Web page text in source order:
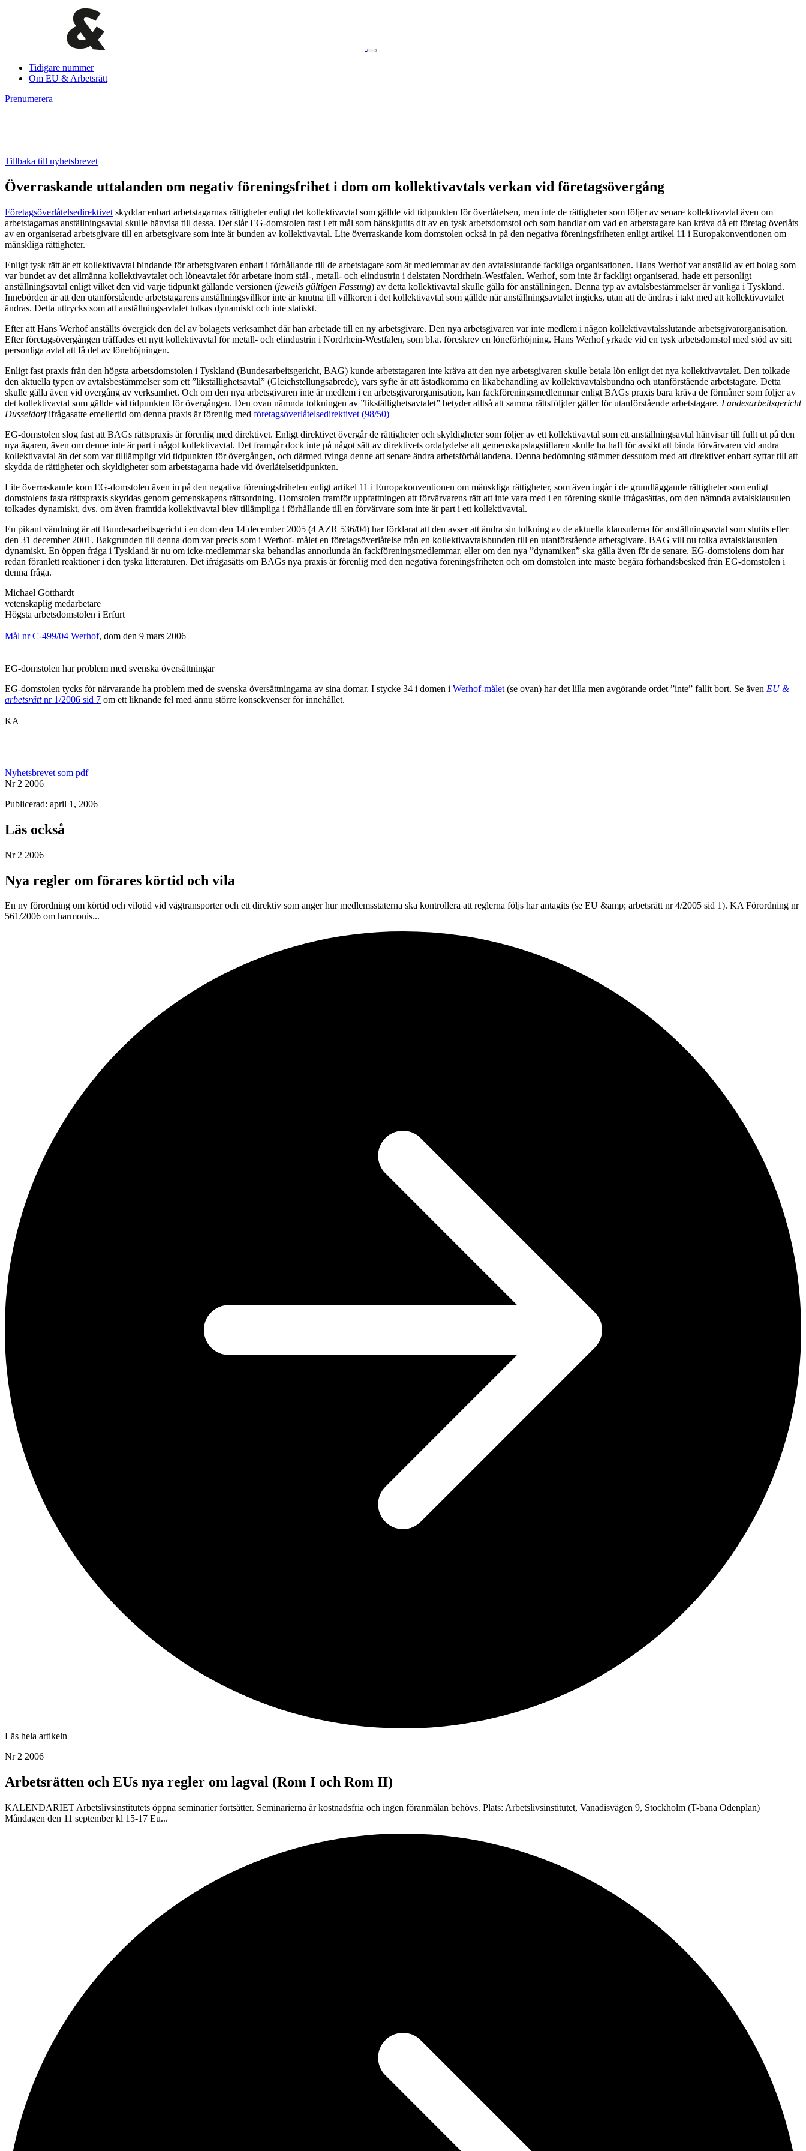
Tidigare nummer
Om EU & Arbetsrätt
Prenumerera
Tillbaka till nyhetsbrevet
Överraskande uttalanden om negativ föreningsfrihet i dom om kollektivavtals verkan vid företagsövergång
Företagsöverlåtelsedirektivet skyddar enbart arbetstagarnas rättigheter enligt det kollektivavtal som gällde vid tidpunkten för överlåtelsen, men inte de rättigheter som följer av senare kollektivavtal även om
arbetstagarnas anställningsavtal skulle hänvisa till dessa. Det slår EG-domstolen fast i ett mål som hänskjutits dit av en tysk arbetsdomstol och som handlar om vad en arbetstagare kan kräva då ett företag överlåts
av en organiserad arbetsgivare till en arbetsgivare som inte är bunden av kollektivavtal. Lite överraskande kom domstolen också in på den negativa föreningsfriheten enligt artikel 11 i Europakonventionen om
mänskliga rättigheter.
Enligt tysk rätt är ett kollektivavtal bindande för arbetsgivaren enbart i förhållande till de arbetstagare som är medlemmar av den avtalsslutande fackliga organisationen. Hans Werhof var anställd av ett bolag som
var bundet av det allmänna kollektivavtalet och löneavtalet för arbetare inom stål-, metall- och elindustrin i delstaten Nordrhein-Westfalen. Werhof, som inte är fackligt organiserad, hade ett personligt
anställningsavtal enligt vilket den vid varje tidpunkt gällande versionen (jeweils gültigen Fassung) av detta kollektivavtal skulle gälla för anställningen. Denna typ av avtalsbestämmelser är vanliga i Tyskland.
Innebörden är att den utanförstående arbetstagarens anställningsvillkor inte är knutna till villkoren i det kollektivavtal som gällde när anställningsavtalet ingicks, utan att de ändras i takt med att kollektivavtalet
ändras. Detta uttrycks som att anställningsavtalet tolkas dynamiskt och inte statiskt.
Efter att Hans Werhof anställts övergick den del av bolagets verksamhet där han arbetade till en ny arbetsgivare. Den nya arbetsgivaren var inte medlem i någon kollektivavtalsslutande arbetsgivarorganisation.
Efter företagsövergången träffades ett nytt kollektivavtal för metall- och elindustrin i Nordrhein-Westfalen, som bl.a. föreskrev en löneförhöjning. Hans Werhof yrkade vid en tysk arbetsdomstol med stöd av sitt
personliga avtal att få del av lönehöjningen.
Enligt fast praxis från den högsta arbetsdomstolen i Tyskland (Bundesarbeitsgericht, BAG) kunde arbetstagaren inte kräva att den nye arbetsgivaren skulle betala lön enligt det nya kollektivavtalet. Den tolkade
den aktuella typen av avtalsbestämmelser som ett ”likställighetsavtal” (Gleichstellungsabrede), vars syfte är att åstadkomma en likabehandling av kollektivavtalsbundna och utanförstående arbetstagare. Detta
skulle gälla även vid övergång av verksamhet. Och om den nya arbetsgivaren inte är medlem i en arbetsgivarorganisation, kan fackföreningsmedlemmar enligt BAGs praxis bara kräva de förmåner som följer av
det kollektivavtal som gällde vid tidpunkten för övergången. Den ovan nämnda tolkningen av ”likställighetsavtalet” betyder alltså att samma rättsföljder gäller för utanförstående arbetstagare. Landesarbeitsgericht
Düsseldorfifrågasatte emellertid om denna praxis är förenlig med företagsöverlåtelsedirektivet (98/50)
EG-domstolen slog fast att BAGs rättspraxis är förenlig med direktivet. Enligt direktivet övergår de rättigheter och skyldigheter som följer av ett kollektivavtal som ett anställningsavtal hänvisar till fullt ut på den
nya ägaren, även om denne inte är part i något kollektivavtal. Det framgår dock inte på något sätt av direktivets ordalydelse att gemenskapslagstiftaren skulle ha haft för avsikt att binda förvärvaren vid andra
kollektivavtal än det som var tilllämpligt vid tidpunkten för övergången, och därmed tvinga denne att senare ändra arbetsförhållandena. Denna bedömning stämmer dessutom med att direktivet enbart syftar till att
skydda de rättigheter och skyldigheter som arbetstagarna hade vid överlåtelsetidpunkten.
Lite överraskande kom EG-domstolen även in på den negativa föreningsfriheten enligt artikel 11 i Europakonventionen om mänskliga rättigheter, som även ingår i de grundläggande rättigheter som enligt
domstolens fasta rättspraxis skyddas genom gemenskapens rättsordning. Domstolen framför uppfattningen att förvärvarens rätt att inte vara med i en förening skulle ifrågasättas, om den nämnda avtalsklausulen
tolkades dynamiskt, dvs. om även framtida kollektivavtal blev tillämpliga i förhållande till en förvärvare som inte är part i ett kollektivavtal.
En pikant vändning är att Bundesarbeitsgericht i en dom den 14 december 2005 (4 AZR 536/04) har förklarat att den avser att ändra sin tolkning av de aktuella klausulerna för anställningsavtal som slutits efter
den 31 december 2001. Bakgrunden till denna dom var precis som i Werhof- målet en företagsöverlåtelse från en kollektivavtalsbunden till en utanförstående arbetsgivare. BAG vill nu tolka avtalsklausulen
dynamiskt. En öppen fråga i Tyskland är nu om icke-medlemmar ska behandlas annorlunda än fackföreningsmedlemmar, eller om den nya ”dynamiken” ska gälla även för de senare. EG-domstolens dom har
redan föranlett reaktioner i den tyska litteraturen. Det ifrågasätts om BAGs nya praxis är förenlig med den negativa föreningsfriheten och om domstolen inte måste begära förhandsbesked från EG-domstolen i
denna fråga.
Michael Gotthardt
vetenskaplig medarbetare
Högsta arbetsdomstolen i Erfurt
Mål nr C-499/04 Werhof, dom den 9 mars 2006
EG-domstolen har problem med svenska översättningar
EG-domstolen tycks för närvarande ha problem med de svenska översättningarna av sina domar. I stycke 34 i domen i Werhof-målet (se ovan) har det lilla men avgörande ordet ”inte” fallit bort. Se även EU &
arbetsrättnr 1/2006 sid 7 om ett liknande fel med ännu större konsekvenser för innehållet.
KA
Nyhetsbrevet som pdf
Nr 2 2006
Publicerad: april 1, 2006
Läs också
Nr 2 2006
Nya regler om förares körtid och vila
En ny förordning om körtid och vilotid vid vägtransporter och ett direktiv som anger hur medlemsstaterna ska kontrollera att reglerna följs har antagits (se EU &amp; arbetsrätt nr 4/2005 sid 1). KA Förordning nr
561/2006 om harmonis...
Läs hela artikeln
Nr 2 2006
Arbetsrätten och EUs nya regler om lagval (Rom I och Rom II)
KALENDARIET Arbetslivsinstitutets öppna seminarier fortsätter. Seminarierna är kostnadsfria och ingen föranmälan behövs. Plats: Arbetslivsinstitutet, Vanadisvägen 9, Stockholm (T-bana Odenplan)
Måndagen den 11 september kl 15-17 Eu...